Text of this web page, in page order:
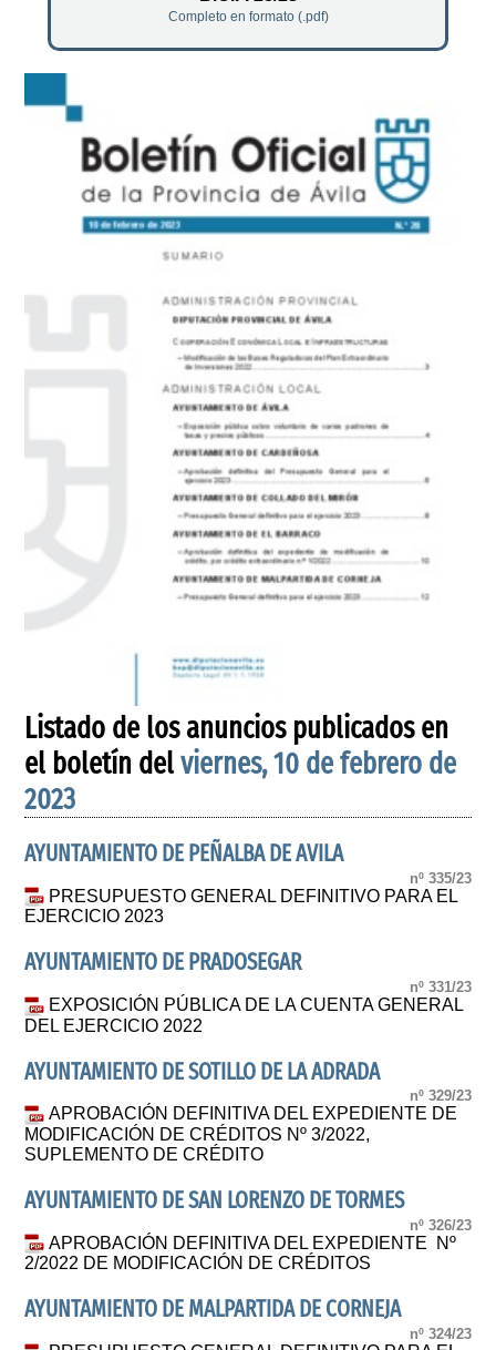
Completo en formato (.pdf)
Listado de los anuncios publicados en
el boletín delviernes, 10 de febrero de
2023
AYUNTAMIENTO DE PEÑALBA DE AVILA
nº 335/23
PRESUPUESTO GENERAL DEFINITIVO PARA EL
EJERCICIO 2023
AYUNTAMIENTO DE PRADOSEGAR
nº 331/23
EXPOSICIÓN PÚBLICA DE LA CUENTA GENERAL
DEL EJERCICIO 2022
AYUNTAMIENTO DE SOTILLO DE LA ADRADA
nº 329/23
APROBACIÓN DEFINITIVA DEL EXPEDIENTE DE
MODIFICACIÓN DE CRÉDITOS Nº 3/2022,
SUPLEMENTO DE CRÉDITO
AYUNTAMIENTO DE SAN LORENZO DE TORMES
nº 326/23
APROBACIÓN DEFINITIVA DEL EXPEDIENTE Nº
2/2022 DE MODIFICACIÓN DE CRÉDITOS
AYUNTAMIENTO DE MALPARTIDA DE CORNEJA
nº 324/23